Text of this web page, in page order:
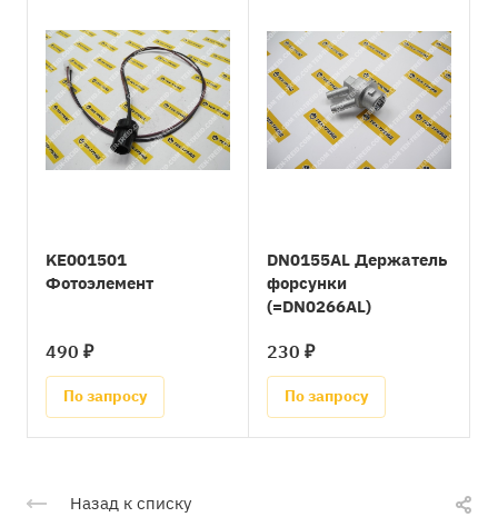
KE001501
Фотоэлемент
490 ₽
По запросу
DN0155AL Держатель
форсунки
(=DN0266AL)
230 ₽
По запросу
Назад к списку